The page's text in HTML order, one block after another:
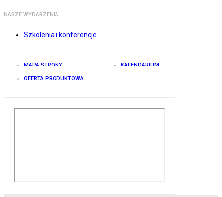
NASZE WYDARZENIA
Szkolenia i konferencje
MAPA STRONY KALENDARIUM
OFERTA PRODUKTOWA